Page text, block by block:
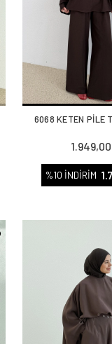
6068 KETEN PİLE
%10 İNDİRİM